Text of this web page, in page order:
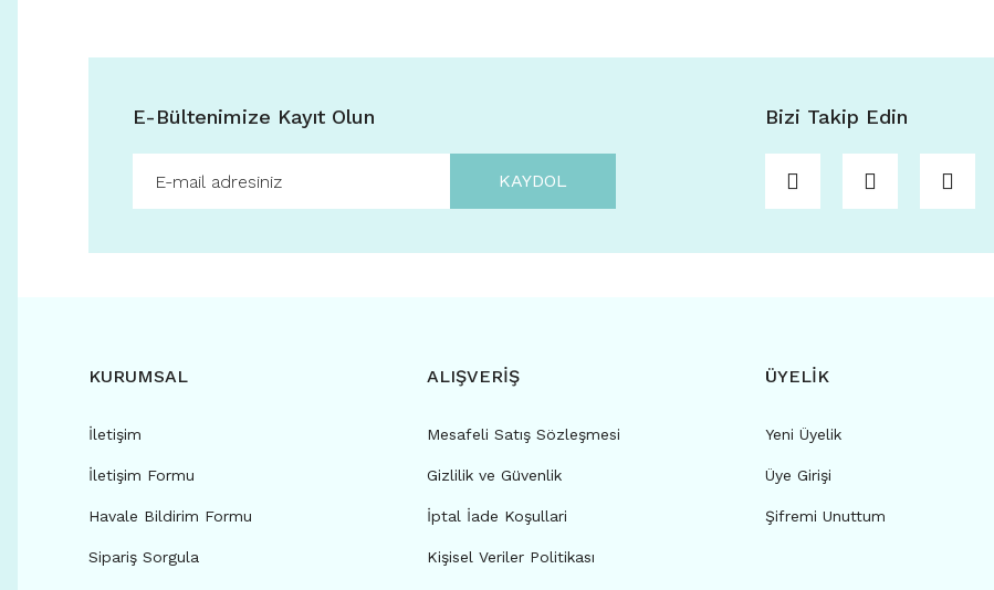
E-Bültenimize Kayıt Olun
KAYDOL
Bizi Takip Edin
KURUMSAL
İletişim
İletişim Formu
Havale Bildirim Formu
Sipariş Sorgula
ALIŞVERİŞ
Mesafeli Satış Sözleşmesi
Gizlilik ve Güvenlik
İptal İade Koşullari
Kişisel Veriler Politikası
ÜYELİK
Yeni Üyelik
Üye Girişi
Şifremi Unuttum